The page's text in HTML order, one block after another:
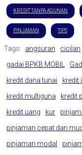
KREDIT TANPA AGUNAN
PINJAMAN TIPS
Tags: angsuran cicilan
gadai BPKB MOBIL
kredit dana tunai
kredit
kredit multiguna
kredit
kredit uang
kur
pinjaman cepat dan
pinjaman modal